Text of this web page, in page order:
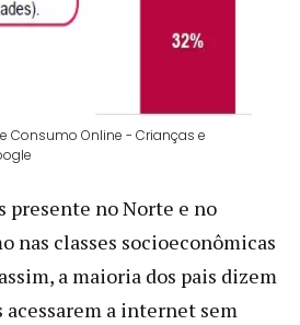
Consumo Online - Crianças e
presente no Norte e no
nas classes socioeconômicas
a maioria dos pais dizem
acessarem a internet sem